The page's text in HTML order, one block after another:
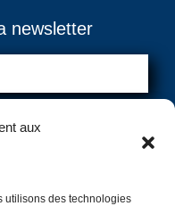
aux
utilisons des technologies
newsletter